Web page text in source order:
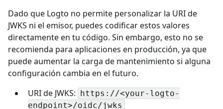
Dado que Logto no permite personalizar la URI de
JWKS ni el emisor, puedes codificar estos valores
directamente en tu código. Sin embargo, esto no se
recomienda para aplicaciones en producción, ya que
puede aumentar la carga de mantenimiento si alguna
configuración cambia en el futuro.
URI de JWKS:
https://<your-logto-
endpoint>/oidc/jwks